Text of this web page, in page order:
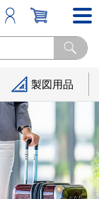
製図用品